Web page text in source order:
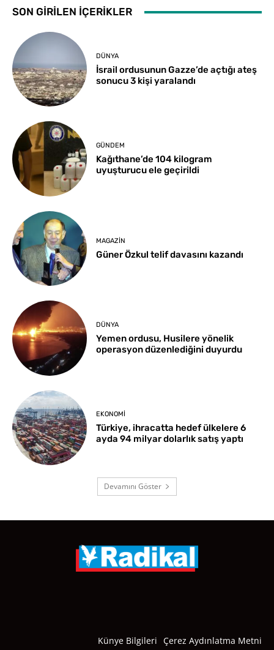
SON GİRİLEN İÇERİKLER
DÜNYA
İsrail ordusunun Gazze’de açtığı ateş
sonucu 3 kişi yaralandı
GÜNDEM
Kağıthane’de 104 kilogram
uyuşturucu ele geçirildi
MAGAZIN
Güner Özkul telif davasını kazandı
DÜNYA
Yemen ordusu, Husilere yönelik
operasyon düzenlediğini duyurdu
EKONOMI
Türkiye, ihracatta hedef ülkelere 6
ayda 94 milyar dolarlık satış yaptı
Devamını Göster
Künye Bilgileri Çerez Aydınlatma Metni